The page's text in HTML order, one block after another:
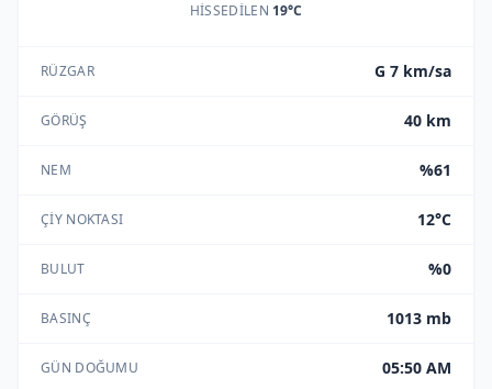
HISSEDILEN 19°C
RÜZGAR G 7 km/sa
GÖRÜŞ 40 km
NEM %61
ÇIY NOKTASI 12°C
BULUT %0
BASINÇ 1013 mb
GÜN DOĞUMU 05:50 AM